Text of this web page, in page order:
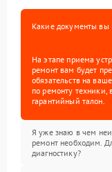
Какие документы вы
На этапе приема
ремонт вам будет
обязательств на
по ремонту техники,
гарантийный талон.
Я уже знаю в чем
ремонт необходим.
диагностику?